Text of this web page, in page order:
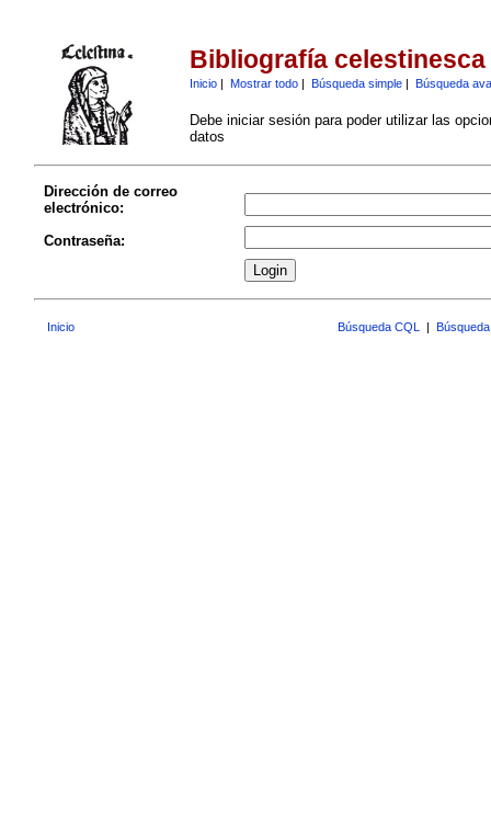
Bibliografía celestinesca
Inicio| Mostrar todo| Búsqueda simple| Búsqueda
Debe iniciar sesión para poder utilizar las
datos
Dirección de correo
electrónico:
Contraseña:
Inicio Búsqueda CQL |